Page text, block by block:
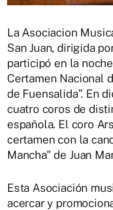
La Asociacion
San Juan, dirigida
participó en la
Certamen Nacional
de Fuensalida”. En
cuatro coros de
española. El coro
certamen con la
Mancha" de Juan
Esta Asociación
acercar y